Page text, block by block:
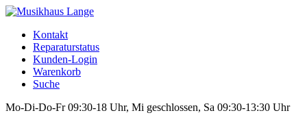
Kontakt
Reparaturstatus
Kunden-Login
Warenkorb
Suche
Mo-Di-Do-Fr 09:30-18 Uhr, Mi geschlossen, Sa 09:30-13:30 Uhr